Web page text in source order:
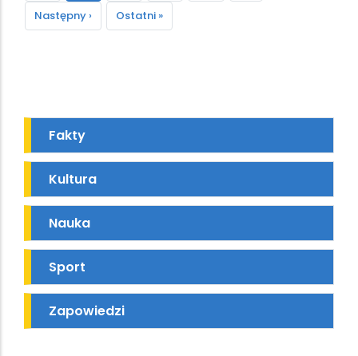
strona
Następna
Następny ›
Ostatnia
Ostatni »
Fakty
Kultura
Nauka
Sport
Zapowiedzi